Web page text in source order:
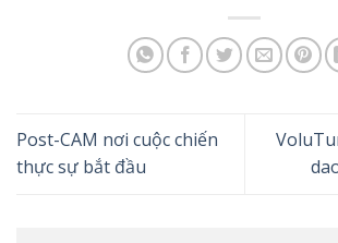
Post-CAM nơi cuộc chiến
thực sự bắt đầu